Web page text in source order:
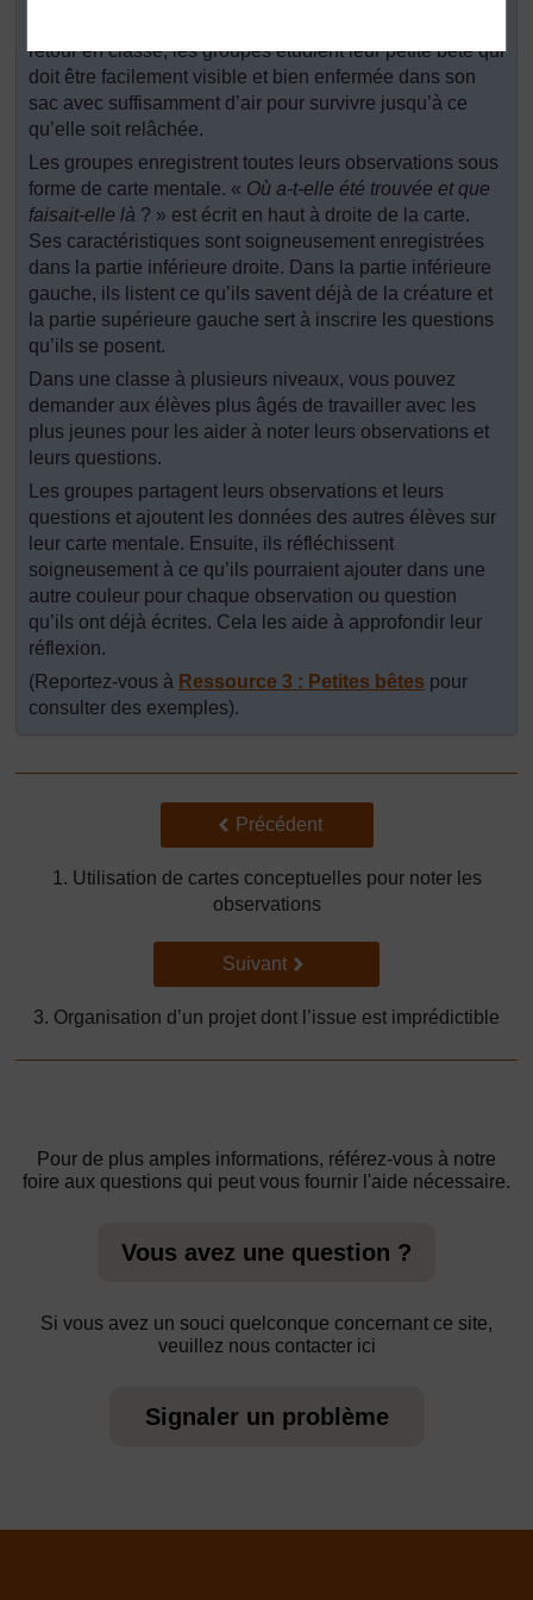
retour en classe, les groupes étudient leur petite bête qui
doit être facilement visible et bien enfermée dans son
sac avec suffisamment d’air pour survivre jusqu’à ce
qu’elle soit relâchée.
Les groupes enregistrent toutes leurs observations sous
forme de carte mentale. « Où a-t-elle été trouvée et que
faisait-elle là ? » est écrit en haut à droite de la carte.
Ses caractéristiques sont soigneusement enregistrées
dans la partie inférieure droite. Dans la partie inférieure
gauche, ils listent ce qu’ils savent déjà de la créature et
la partie supérieure gauche sert à inscrire les questions
qu’ils se posent.
Dans une classe à plusieurs niveaux, vous pouvez
demander aux élèves plus âgés de travailler avec les
plus jeunes pour les aider à noter leurs observations et
leurs questions.
Les groupes partagent leurs observations et leurs
questions et ajoutent les données des autres élèves sur
leur carte mentale. Ensuite, ils réfléchissent
soigneusement à ce qu’ils pourraient ajouter dans une
autre couleur pour chaque observation ou question
qu’ils ont déjà écrites. Cela les aide à approfondir leur
réflexion.
(Reportez-vous à Ressource 3 : Petites bêtes pour
consulter des exemples).
Précédent
Précédent
1. Utilisation de cartes conceptuelles pour noter les
observations
Suivant
Suivant
3. Organisation d’un projet dont l’issue est imprédictible
Pour de plus amples informations, référez-vous à notre
foire aux questions qui peut vous fournir l'aide nécessaire.
Vous avez une question ?
Si vous avez un souci quelconque concernant ce site,
veuillez nous contacter ici
Signaler un problème